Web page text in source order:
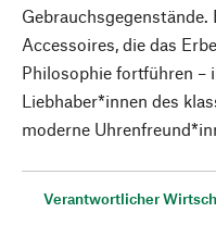
Accessoires, die das
Philosophie fortführen –
Liebhaber*innen des
moderne
Verantwortlicher